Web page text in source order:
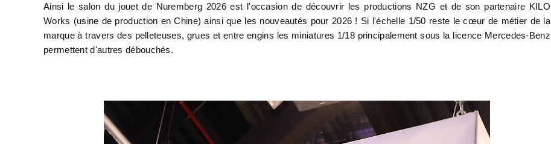
Ainsi le salon du jouet de Nuremberg 2026 est l'occasion de découvrir les productions NZG et de son partenaire KILO
Works (usine de production en Chine) ainsi que les nouveautés pour 2026 ! Si l'échelle 1/50 reste le cœur de métier de la
marque à travers des pelleteuses, grues et entre engins les miniatures 1/18 principalement sous la licence Mercedes-Benz
permettent d'autres débouchés.